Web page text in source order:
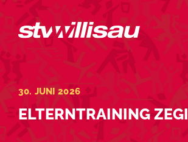
springen
30. JUNI 2026
ELTERNTRAINING ZEGI